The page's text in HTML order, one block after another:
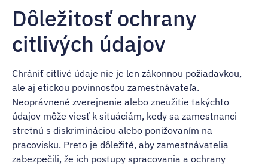
Dôležitosť ochrany
citlivých údajov
Chrániť citlivé údaje nie je len zákonnou požiadavkou,
ale aj etickou povinnosťou zamestnávateľa.
Neoprávnené zverejnenie alebo zneužitie takýchto
údajov môže viesť k situáciám, kedy sa zamestnanci
stretnú s diskrimináciou alebo ponižovaním na
pracovisku. Preto je dôležité, aby zamestnávatelia
zabezpečili, že ich postupy spracovania a ochrany